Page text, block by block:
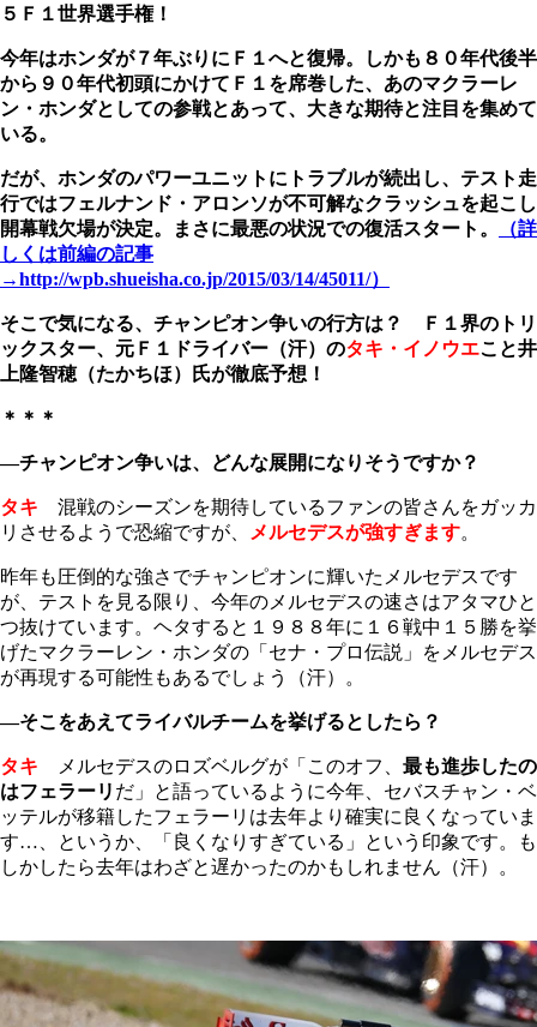
５Ｆ１世界選手権！
今年はホンダが７年ぶりにＦ１へと復帰。しかも８０年代後半
から９０年代初頭にかけてＦ１を席巻した、あのマクラーレ
ン・ホンダとしての参戦とあって、大きな期待と注目を集めて
いる。
だが、ホンダのパワーユニットにトラブルが続出し、テスト走
行ではフェルナンド・アロンソが不可解なクラッシュを起こし
開幕戦欠場が決定。まさに最悪の状況での復活スタート。
（詳
しくは前編の記事
→http://wpb.shueisha.co.jp/2015/03/14/45011/）
そこで気になる、チャンピオン争いの行方は？ Ｆ１界のトリ
ックスター、元Ｆ１ドライバー（汗）のタキ・イノウエこと井
上隆智穂（たかちほ）氏が徹底予想！
＊＊＊
―チャンピオン争いは、どんな展開になりそうですか？
タキ 混戦のシーズンを期待しているファンの皆さんをガッカ
リさせるようで恐縮ですが、
メルセデスが強すぎます。
昨年も圧倒的な強さでチャンピオンに輝いたメルセデスです
が、テストを見る限り、今年のメルセデスの速さはアタマひと
つ抜けています。ヘタすると１９８８年に１６戦中１５勝を挙
げたマクラーレン・ホンダの「セナ・プロ伝説」をメルセデス
が再現する可能性もあるでしょう（汗）。
―そこをあえてライバルチームを挙げるとしたら？
タキ メルセデスのロズベルグが「このオフ、 最も進歩したの
はフェラーリ だ」と語っているように今年、セバスチャン・ベ
ッテルが移籍したフェラーリは去年より確実に良くなっていま
す…、というか、「良くなりすぎている」という印象です。も
しかしたら去年はわざと遅かったのかもしれません（汗）。